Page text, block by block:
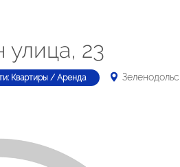
улица, 23
Квартиры / Аренда